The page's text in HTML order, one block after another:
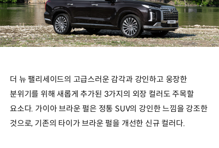
더 뉴 팰리세이드의 고급스러운 감각과 강인하고 웅장한
분위기를 위해 새롭게 추가된 3가지의 외장 컬러도 주목할
요소다. 가이아 브라운 펄은 정통 SUV의 강인한 느낌을 강조한
것으로, 기존의 타이가 브라운 펄을 개선한 신규 컬러다.